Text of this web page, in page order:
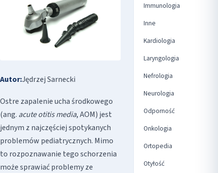
Autor:Jędrzej Sarnecki
Ostre zapalenie ucha środkowego
(ang. acute otitis media, AOM) jest
jednym z najczęściej spotykanych
problemów pediatrycznych. Mimo
to rozpoznawanie tego schorzenia
może sprawiać problemy ze
Immunologia
Inne
Kardiologia
Laryngologia
Nefrologia
Neurologia
Odporność
Onkologia
Ortopedia
Otyłość